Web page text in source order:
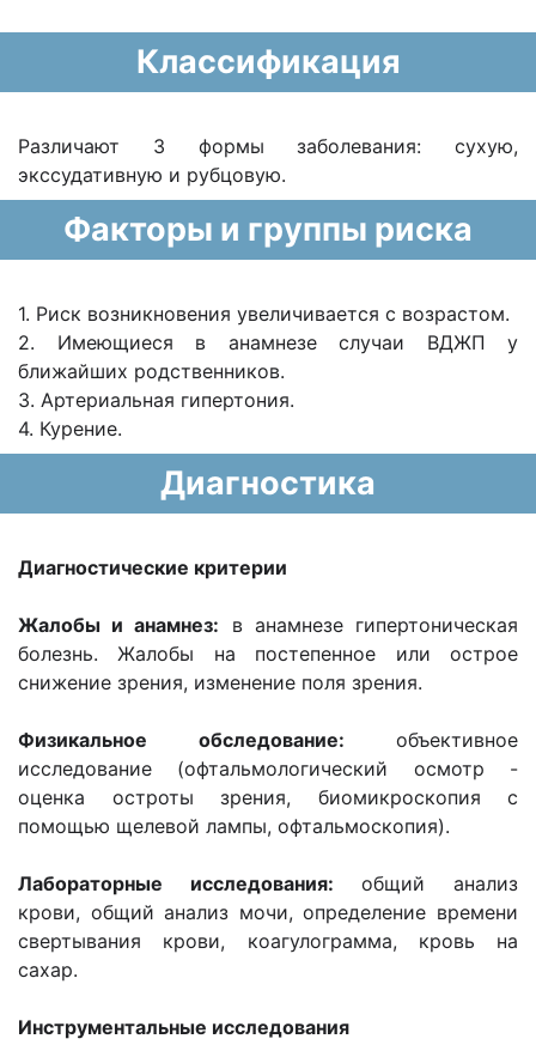
Классификация
Различают 3 формы заболевания: сухую,
экссудативную и рубцовую.
Факторы и группы риска
1. Риск возникновения увеличивается с возрастом.
2. Имеющиеся в анамнезе случаи ВДЖП у
ближайших родственников.
3. Артериальная гипертония.
4. Курение.
Диагностика
Диагностические критерии
Жалобы и анамнез: в анамнезе гипертоническая
болезнь. Жалобы на постепенное или острое
снижение зрения, изменение поля зрения.
Физикальное обследование: объективное
исследование (офтальмологический осмотр -
оценка остроты зрения, биомикроскопия с
помощью щелевой лампы, офтальмоскопия).
Лабораторные исследования: общий анализ
крови, общий анализ мочи, определение времени
свертывания крови, коагулограмма, кровь на
сахар.
Инструментальные исследования